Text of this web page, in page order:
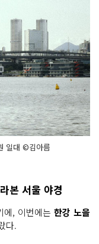
일대 ©김아름
본 서울 야경
에, 이번에는 한강 노을
다.